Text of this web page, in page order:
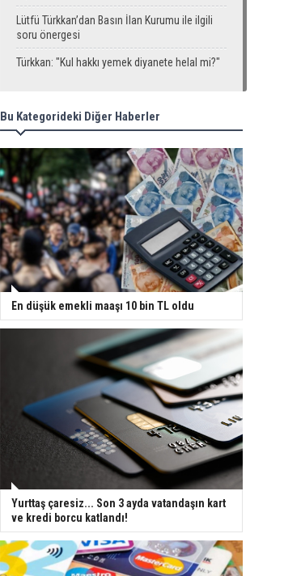
Lütfü Türkkan’dan Basın İlan Kurumu ile ilgili
soru önergesi
Türkkan: "Kul hakkı yemek diyanete helal mi?"
Bu Kategorideki Diğer Haberler
En düşük emekli maaşı 10 bin TL oldu
Yurttaş çaresiz... Son 3 ayda vatandaşın kart
ve kredi borcu katlandı!